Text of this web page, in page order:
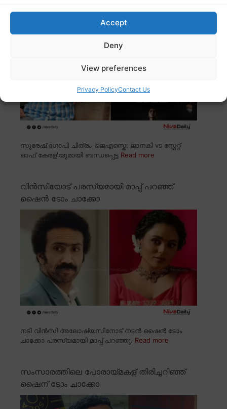
Accept
Deny
View preferences
Privacy PolicyContact Us
കിട്ടാൻ പോകുന്നില്ല; ഷൈൻ ടോം ചാക്കോ
സുരേഷ് ഗോപി ചിത്രം 'ജെഎസ്കെ: ജാനകി vs സ്റ്റേറ്റ്
ഓഫ് കേരള'യുമായി ബന്ധപ്പെട്ട Read more
വിൻസിയോട് പരസ്യമായി മാപ്പ് പറഞ്ഞ്
ഷൈൻ ടോം ചാക്കോ
നടി വിൻസി അലോഷ്യസിനോട് നടൻ ഷൈൻ ടോം
ചാക്കോ പരസ്യമായി മാപ്പ് പറഞ്ഞു. Read more
സംസാരത്തിലെ പോരായ്മകള് തിരിച്ചറിഞ്ഞ്
ഷൈന് ടോം ചാക്കോ